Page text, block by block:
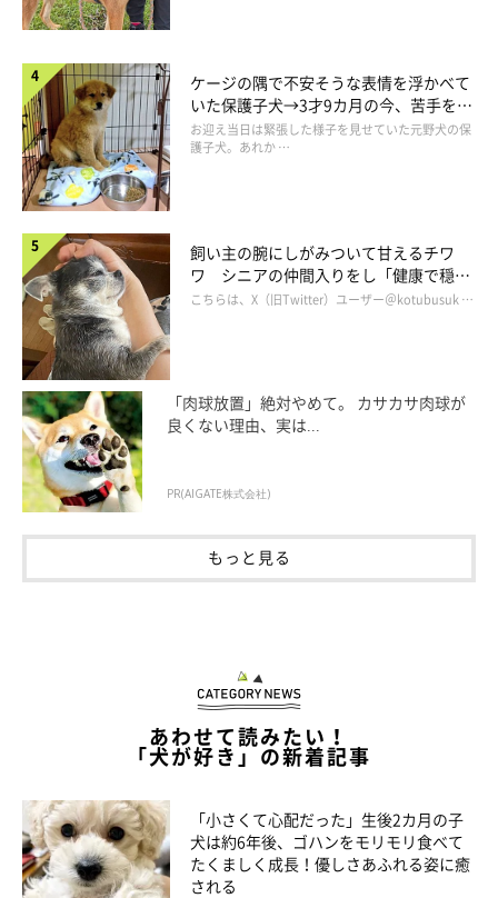
ケージの隅で不安そうな表情を浮かべて
いた保護子犬→3才9カ月の今、苦手を克
服し頼もしいコに成長！
お迎え当日は緊張した様子を見せていた元野犬の保
護子犬。あれか …
飼い主の腕にしがみついて甘えるチワ
ワ シニアの仲間入りをし「健康で穏や
かな暮らしが続いてほしい」と願う
こちらは、X（旧Twitter）ユーザー＠kotubusuk …
「肉球放置」絶対やめて。 カサカサ肉球が
良くない理由、実は...
PR(AIGATE株式会社)
もっと見る
あわせて読みたい！
「犬が好き」の新着記事
「小さくて心配だった」生後2カ月の子
犬は約6年後、ゴハンをモリモリ食べて
たくましく成長！優しさあふれる姿に癒
される